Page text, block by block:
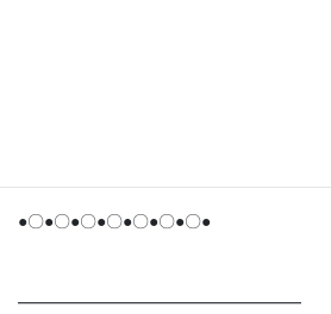
●〇●〇●〇●〇●〇●〇●〇●
━━━━━━━━━━━━━━━━━